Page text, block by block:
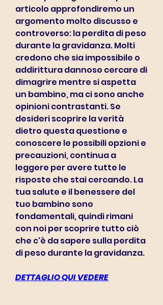
articolo approfondiremo un
argomento molto discusso e
controverso: la perdita di peso
durante la gravidanza. Molti
credono che sia impossibile o
addirittura dannoso cercare di
dimagrire mentre si aspetta
un bambino, ma ci sono anche
opinioni contrastanti. Se
desideri scoprire la verità
dietro questa questione e
conoscere le possibili opzioni e
precauzioni, continua a
leggere per avere tutte le
risposte che stai cercando. La
tua salute e il benessere del
tuo bambino sono
fondamentali, quindi rimani
con noi per scoprire tutto ciò
che c'è da sapere sulla perdita
di peso durante la gravidanza.
DETTAGLIO QUI VEDERE